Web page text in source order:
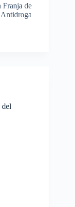
Franja de
del